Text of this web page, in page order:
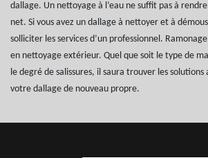
dallage. Un nettoyage à l’eau ne suffit pas à
net. Si vous avez un dallage à nettoyer et à
solliciter les services d’un professionnel.
en nettoyage extérieur. Quel que soit le type de
le degré de salissures, il saura trouver les
votre dallage de nouveau propre.